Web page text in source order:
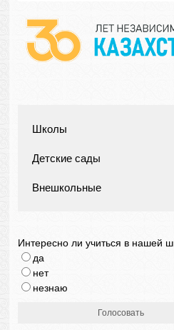
Школы
Детские сады
Внешкольные
Интересно ли учиться в нашей
да
нет
незнаю
Голосовать